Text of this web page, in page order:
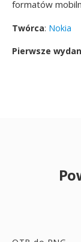
formatów
Twórca: Nokia
Pierwsze